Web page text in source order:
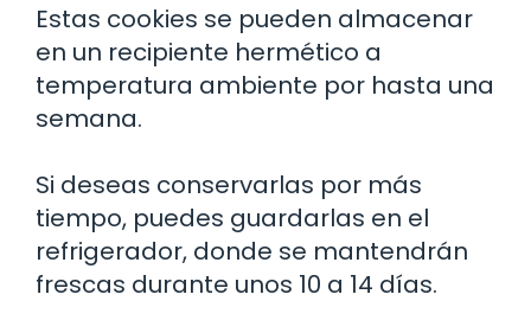
Estas cookies se pueden almacenar
en un recipiente hermético a
temperatura ambiente por hasta una
semana.
Si deseas conservarlas por más
tiempo, puedes guardarlas en el
refrigerador, donde se mantendrán
frescas durante unos 10 a 14 días.